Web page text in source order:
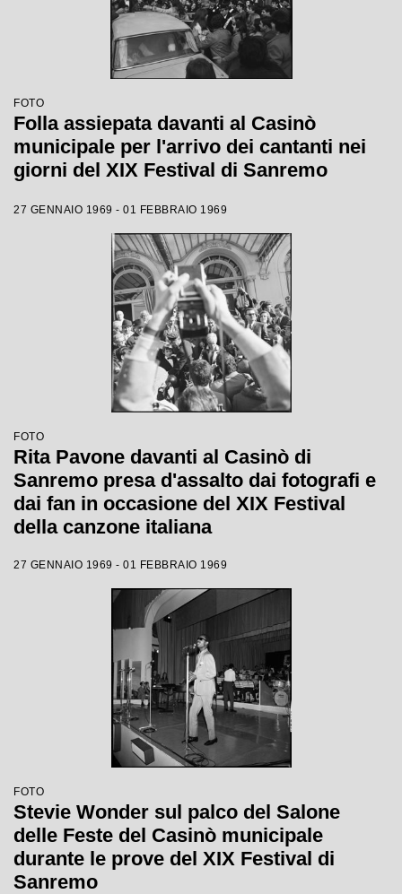
FOTO
Folla assiepata davanti al Casinò
municipale per l'arrivo dei cantanti nei
giorni del XIX Festival di Sanremo
27 GENNAIO 1969 - 01 FEBBRAIO 1969
FOTO
Rita Pavone davanti al Casinò di
Sanremo presa d'assalto dai fotografi e
dai fan in occasione del XIX Festival
della canzone italiana
27 GENNAIO 1969 - 01 FEBBRAIO 1969
FOTO
Stevie Wonder sul palco del Salone
delle Feste del Casinò municipale
durante le prove del XIX Festival di
Sanremo